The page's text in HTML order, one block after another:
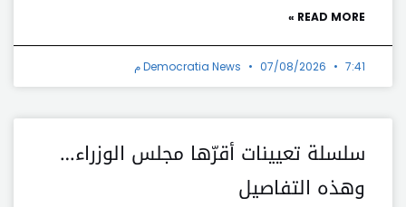
READ MORE »
Democratia News 07/08/2026 7:41 م
سلسلة تعيينات أقرّها مجلس الوزراء…
وهذه التفاصيل